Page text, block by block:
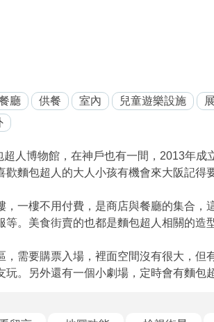
廳 供餐 室內 兒童遊樂設施
超人博物館，在神戶也有一間，2013年成
歡麵包超人的大人小孩有機會來大阪記得
，一樓不用付費，是商店與餐廳的集合，
等。美食街賣的也都是麵包超人相關的造
，需要購票入場，裡面空間沒有很大，但
玩。另外還有一個小劇場，定時會有麵包